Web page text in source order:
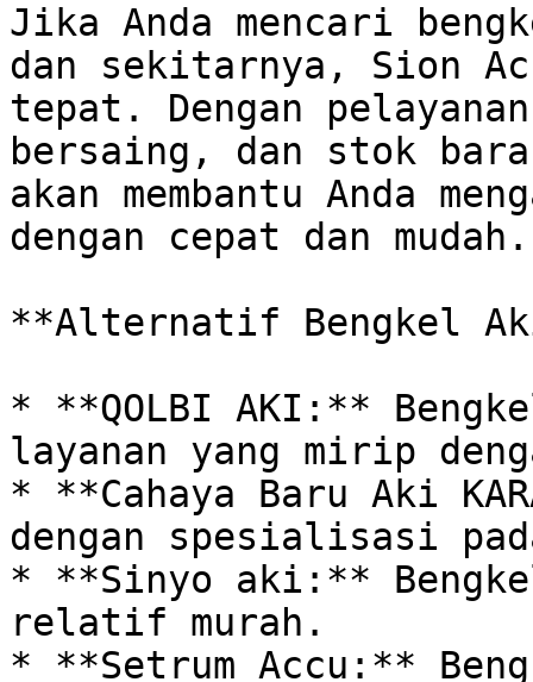
Jika Anda mencari
dan sekitarnya, Sion
tepat. Dengan
bersaing, dan stok
akan membantu Anda
dengan cepat dan mudah.
**Alternatif Bengkel
* **QOLBI AKI:**
layanan yang mirip
* **Cahaya Baru Aki
dengan spesialisasi
* **Sinyo aki:**
relatif murah.
* **Setrum Accu:**